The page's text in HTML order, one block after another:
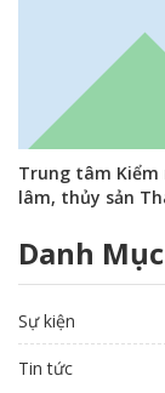
Trung tâm Kiểm
lâm, thủy sản
Danh Mục
Sự kiện
Tin tức